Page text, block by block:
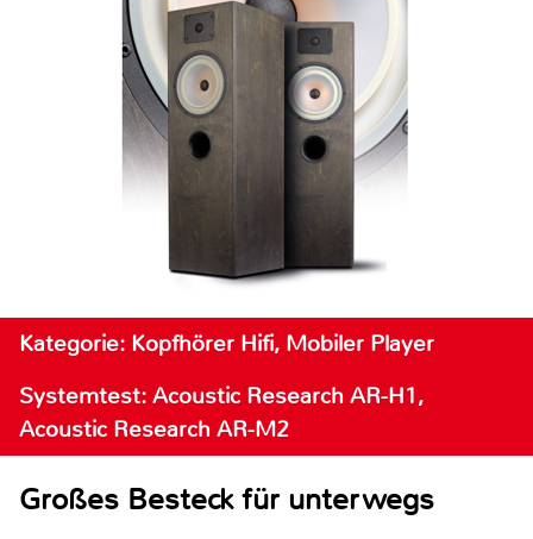
Kategorie: Kopfhörer Hifi, Mobiler Player
Systemtest: Acoustic Research AR-H1,
Acoustic Research AR-M2
Großes Besteck für unterwegs